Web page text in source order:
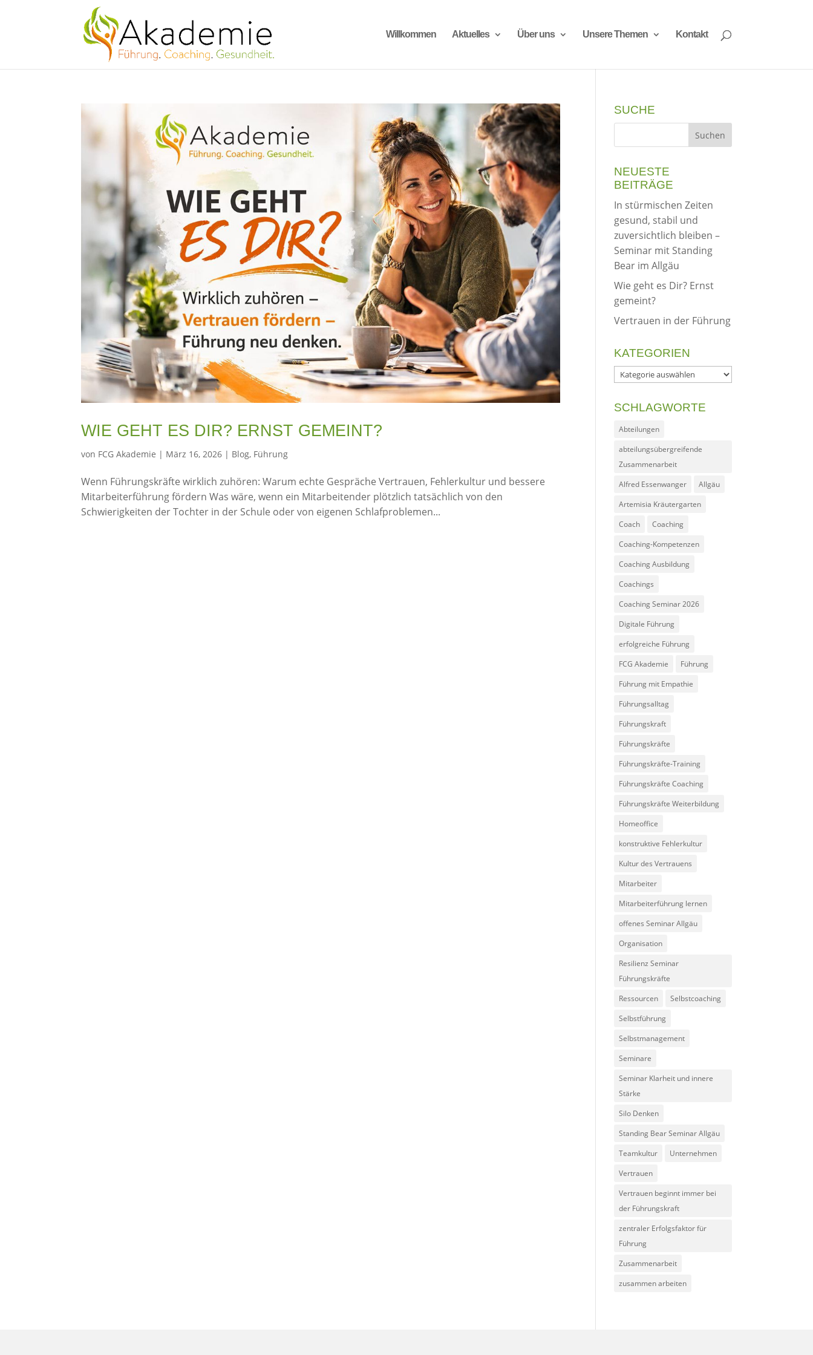
Willkommen Aktuelles Über uns Unsere Themen Kontakt
WIE GEHT ES DIR? ERNST GEMEINT?
von FCG Akademie | März 16, 2026 | Blog, Führung
Wenn Führungskräfte wirklich zuhören: Warum echte Gespräche Vertrauen, Fehlerkultur und bessere
Mitarbeiterführung fördern Was wäre, wenn ein Mitarbeitender plötzlich tatsächlich von den
Schwierigkeiten der Tochter in der Schule oder von eigenen Schlafproblemen...
SUCHE
NEUESTE
BEITRÄGE
In stürmischen Zeiten
gesund, stabil und
zuversichtlich bleiben –
Seminar mit Standing
Bear im Allgäu
Wie geht es Dir? Ernst
gemeint?
Vertrauen in der Führung
KATEGORIEN
Kategorien
SCHLAGWORTE
Abteilungen
abteilungsübergreifende
Zusammenarbeit
Alfred Essenwanger
Allgäu
Artemisia Kräutergarten
Coach
Coaching
Coaching-Kompetenzen
Coaching Ausbildung
Coachings
Coaching Seminar 2026
Digitale Führung
erfolgreiche Führung
FCG Akademie
Führung
Führung mit Empathie
Führungsalltag
Führungskraft
Führungskräfte
Führungskräfte-Training
Führungskräfte Coaching
Führungskräfte Weiterbildung
Homeoffice
konstruktive Fehlerkultur
Kultur des Vertrauens
Mitarbeiter
Mitarbeiterführung lernen
offenes Seminar Allgäu
Organisation
Resilienz Seminar
Führungskräfte
Ressourcen
Selbstcoaching
Selbstführung
Selbstmanagement
Seminare
Seminar Klarheit und innere
Stärke
Silo Denken
Standing Bear Seminar Allgäu
Teamkultur
Unternehmen
Vertrauen
Vertrauen beginnt immer bei
der Führungskraft
zentraler Erfolgsfaktor für
Führung
Zusammenarbeit
zusammen arbeiten